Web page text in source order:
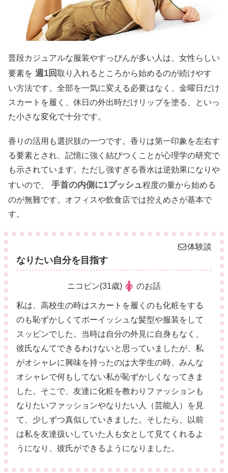
普段カジュアルな服装やすっぴんが多い人は、女性らしい
要素を 週1回取り入れるところから始めるのが続けやす
い方法です。全部を一気に変える必要はなく、金曜日だけ
スカートを履く、休日の外出時だけリップを塗る、といっ
た小さな変化で十分です。
香りの活用も選択肢の一つです。香りは第一印象を左右す
る要素とされ、記憶に強く結びつくことが心理学の研究で
も示されています。ただし強すぎる香水は逆効果になりや
すいので、
手首の内側に1プッシュ程度の量から始める
のが無難です。オフィスや飲食店では控えめさが基本で
す。
体験談
なりたい自分を目指す
ニコピン(31歳) のお話
私は、高校生の時はスカートを履くのも化粧をする
のも恥ずかしくてボーイッシュな髪型や服装をして
スッピンでした。当時は自分の外見に自身もなく、
彼氏なんてできるわけないと思っていましたが、私
がオシャレに興味を持ったのは大学生の時、みんな
オシャレで何もしてない私が恥ずかしくなってきま
した。そこで、友達に化粧を教わりファッションも
なりたいファッションやなりたい人（芸能人）を見
て、少しずつ真似していきました。そしたら、以前
は私を友達扱いしていた人も女として見てくれるよ
うになり、彼氏ができるようになりました。